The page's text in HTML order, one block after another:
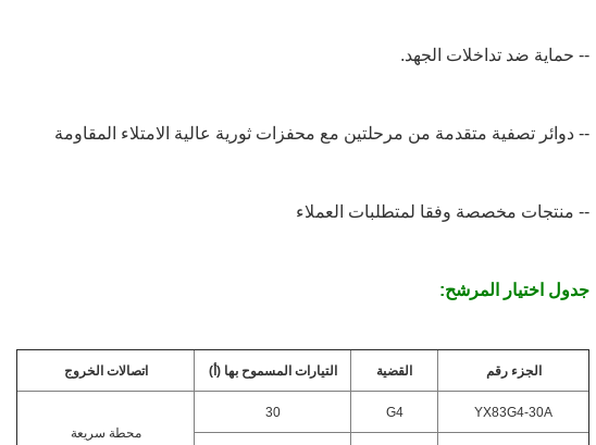
-- حماية ضد تداخلات الجهد.
-- دوائر تصفية متقدمة من مرحلتين مع محفزات ثورية عالية الامتلاء المقاومة
-- منتجات مخصصة وفقا لمتطلبات العملاء
جدول اختيار المرشح:
الجزء رقم القضية التيارات المسموح بها (أ) اتصالات الخروج
YX83G4-30A
G4
30
محطة سريعة